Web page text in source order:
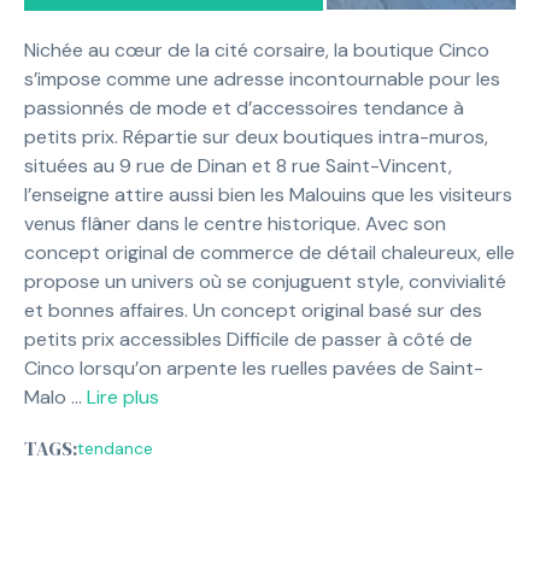
Nichée au cœur de la cité corsaire, la boutique Cinco
s’impose comme une adresse incontournable pour les
passionnés de mode et d’accessoires tendance à
petits prix. Répartie sur deux boutiques intra-muros,
situées au 9 rue de Dinan et 8 rue Saint-Vincent,
l’enseigne attire aussi bien les Malouins que les visiteurs
venus flâner dans le centre historique. Avec son
concept original de commerce de détail chaleureux, elle
propose un univers où se conjuguent style, convivialité
et bonnes affaires. Un concept original basé sur des
petits prix accessibles Difficile de passer à côté de
Cinco lorsqu’on arpente les ruelles pavées de Saint-
Malo … Lire plus
TAGS:tendance